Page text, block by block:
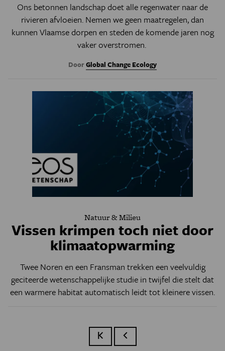
Ons betonnen landschap doet alle regenwater naar de
rivieren afvloeien. Nemen we geen maatregelen, dan
kunnen Vlaamse dorpen en steden de komende jaren nog
vaker overstromen.
DoorGlobal Change Ecology
Natuur & Milieu
Vissen krimpen toch niet door
klimaatopwarming
Twee Noren en een Fransman trekken een veelvuldig
geciteerde wetenschappelijke studie in twijfel die stelt dat
een warmere habitat automatisch leidt tot kleinere vissen.
Eerste paginaVorige pagina